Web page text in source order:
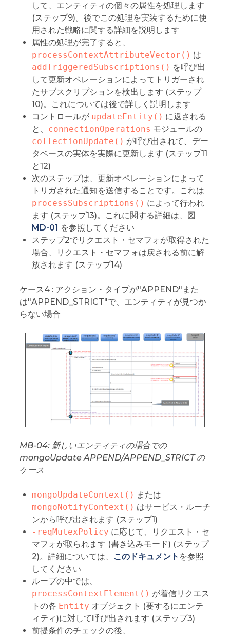
して、エンティティの個々の属性を処理します
(ステップ9)。後でこの処理を実装するために使
用された戦略に関する詳細を説明します
属性の処理が完了すると、
processContextAttributeVector() は
addTriggeredSubscriptions() を呼び出
して更新オペレーションによってトリガーされ
たサブスクリプションを検出します (ステップ
10)。これについては後で詳しく説明します
コントロールが updateEntity() に返される
と、 connectionOperations モジュールの
collectionUpdate() が呼び出されて、デー
タベースの実体を実際に更新します (ステップ11
と12)
次のステップは、更新オペレーションによって
トリガされた通知を送信することです。これは
processSubscriptions() によって行われ
ます (ステップ13)。これに関する詳細は、図
MD-01 を参照してください
ステップ2でリクエスト・セマフォが取得された
場合、リクエスト・セマフォは戻される前に解
放されます (ステップ14)
ケース4 : アクション・タイプが"APPEND"また
は"APPEND_STRICT"で、エンティティが見つか
らない場合
MB-04: 新しいエンティティの場合での
mongoUpdate APPEND/APPEND_STRICT の
ケース
mongoUpdateContext() または
mongoNotifyContext() はサービス・ルーチ
ンから呼び出されます (ステップ1)
-reqMutexPolicy に応じて、リクエスト・セ
マフォが取られます (書き込みモード) (ステップ
2)。詳細については、
このドキュメント を参照
してください
ループの中では、
processContextElement() が着信リクエス
トの各 Entity オブジェクト (要するにエンテ
ィティ)に対して呼び出されます (ステップ3)
前提条件のチェックの後、